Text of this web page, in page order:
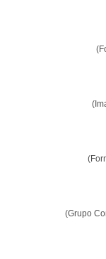
(Grupo